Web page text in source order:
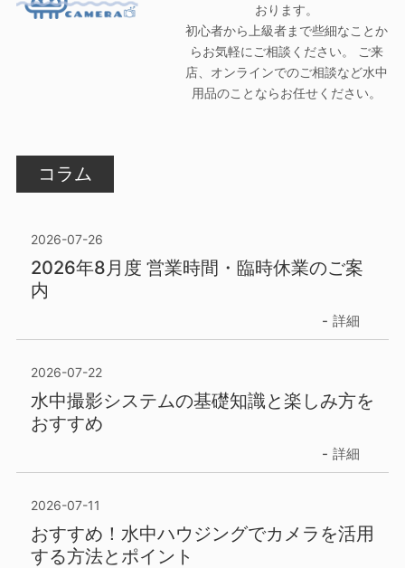
おります。
初心者から上級者まで些細なことか
らお気軽にご相談ください。 ご来
店、オンラインでのご相談など水中
用品のことならお任せください。
コラム
2026-07-26
2026年8月度 営業時間・臨時休業のご案
内
詳細
2026-07-22
水中撮影システムの基礎知識と楽しみ方を
おすすめ
詳細
2026-07-11
おすすめ！水中ハウジングでカメラを活用
する方法とポイント